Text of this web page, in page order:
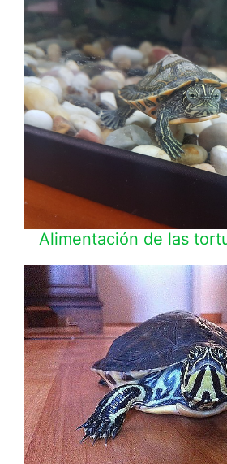
Alimentación de las